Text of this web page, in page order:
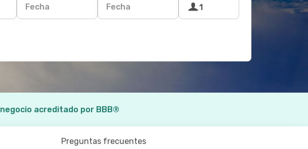
Fecha Fecha 1
negocio acreditado por BBB®
Preguntas frecuentes